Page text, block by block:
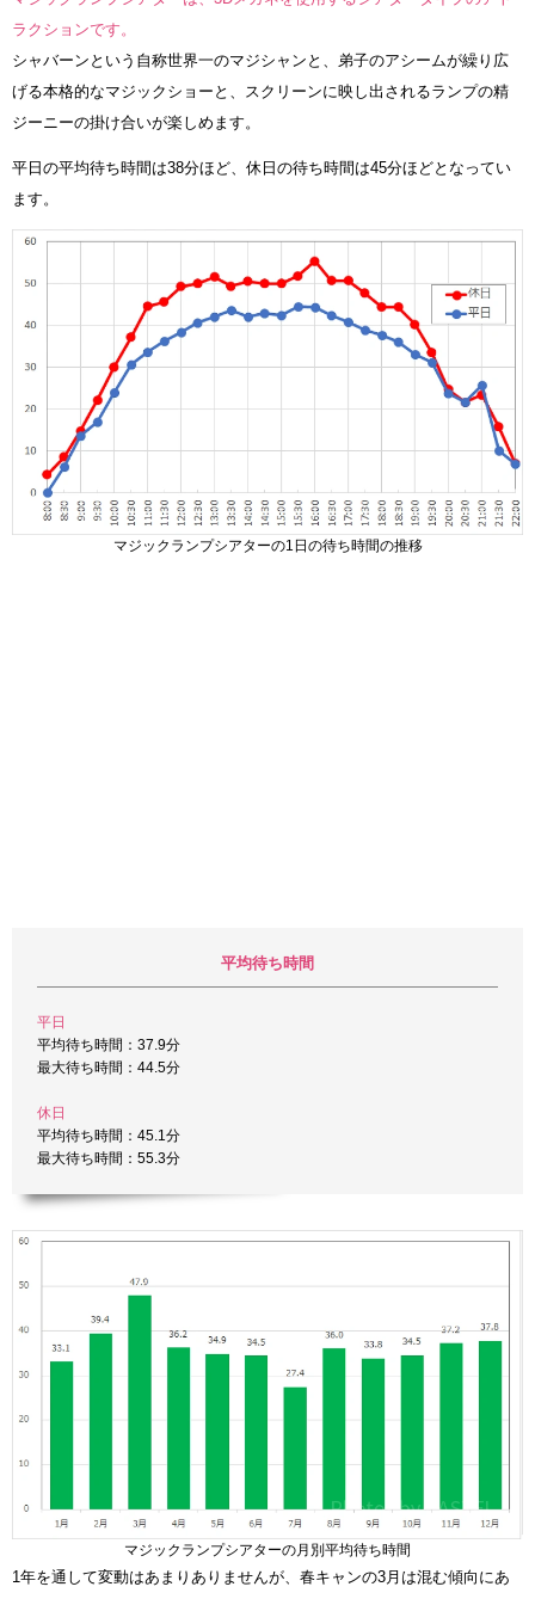
ラクションです。
シャバーンという自称世界一のマジシャンと、弟子のアシームが繰り広
げる本格的なマジックショーと、スクリーンに映し出されるランプの精
ジーニーの掛け合いが楽しめます。
平日の平均待ち時間は38分ほど、休日の待ち時間は45分ほどとなってい
ます。
マジックランプシアターの1日の待ち時間の推移
平均待ち時間
平日
平均待ち時間：37.9分
最大待ち時間：44.5分
休日
平均待ち時間：45.1分
最大待ち時間：55.3分
マジックランプシアターの月別平均待ち時間
1年を通して変動はあまりありませんが、春キャンの3月は混む傾向にあ